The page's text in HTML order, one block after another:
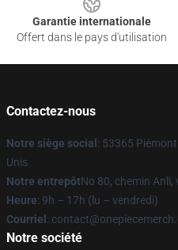
Garantie internationale
Offert dans le pays d'utilisation
Contactez-nous
Notre siège social : 53365
Unis
Notre entrepôtNo 80, chemin Anli,
Heure: 9h – 17h (lu – vendredi)
Courriel :
Notre société